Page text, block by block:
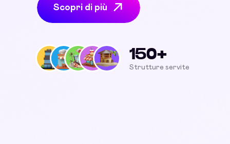
Scopri di più
150+
Strutture servite